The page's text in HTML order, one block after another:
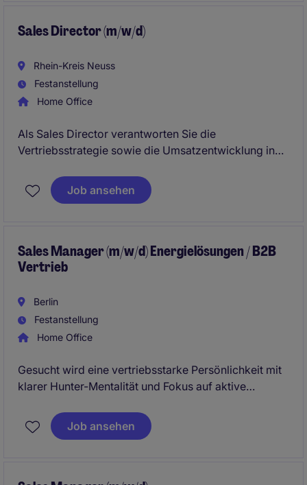
Sales Director (m/w/d)
Rhein-Kreis Neuss
Festanstellung
Home Office
Als Sales Director verantworten Sie die
Vertriebsstrategie sowie die Umsatzentwicklung in
Sales Cycle von der Neukundengewinnung bis zur
Entwicklung strategischer Bestandskunden.
Job ansehen
Sales Manager (m/w/d) Energielösungen / B2B
Vertrieb
Berlin
Festanstellung
Home Office
Gesucht wird eine vertriebsstarke Persönlichkeit mit
klarer Hunter-Mentalität und Fokus auf aktive
steht ein Sales Manager, der eigenständig Märkte
entwickelt, Opportunities identifiziert und konsequent
Job ansehen